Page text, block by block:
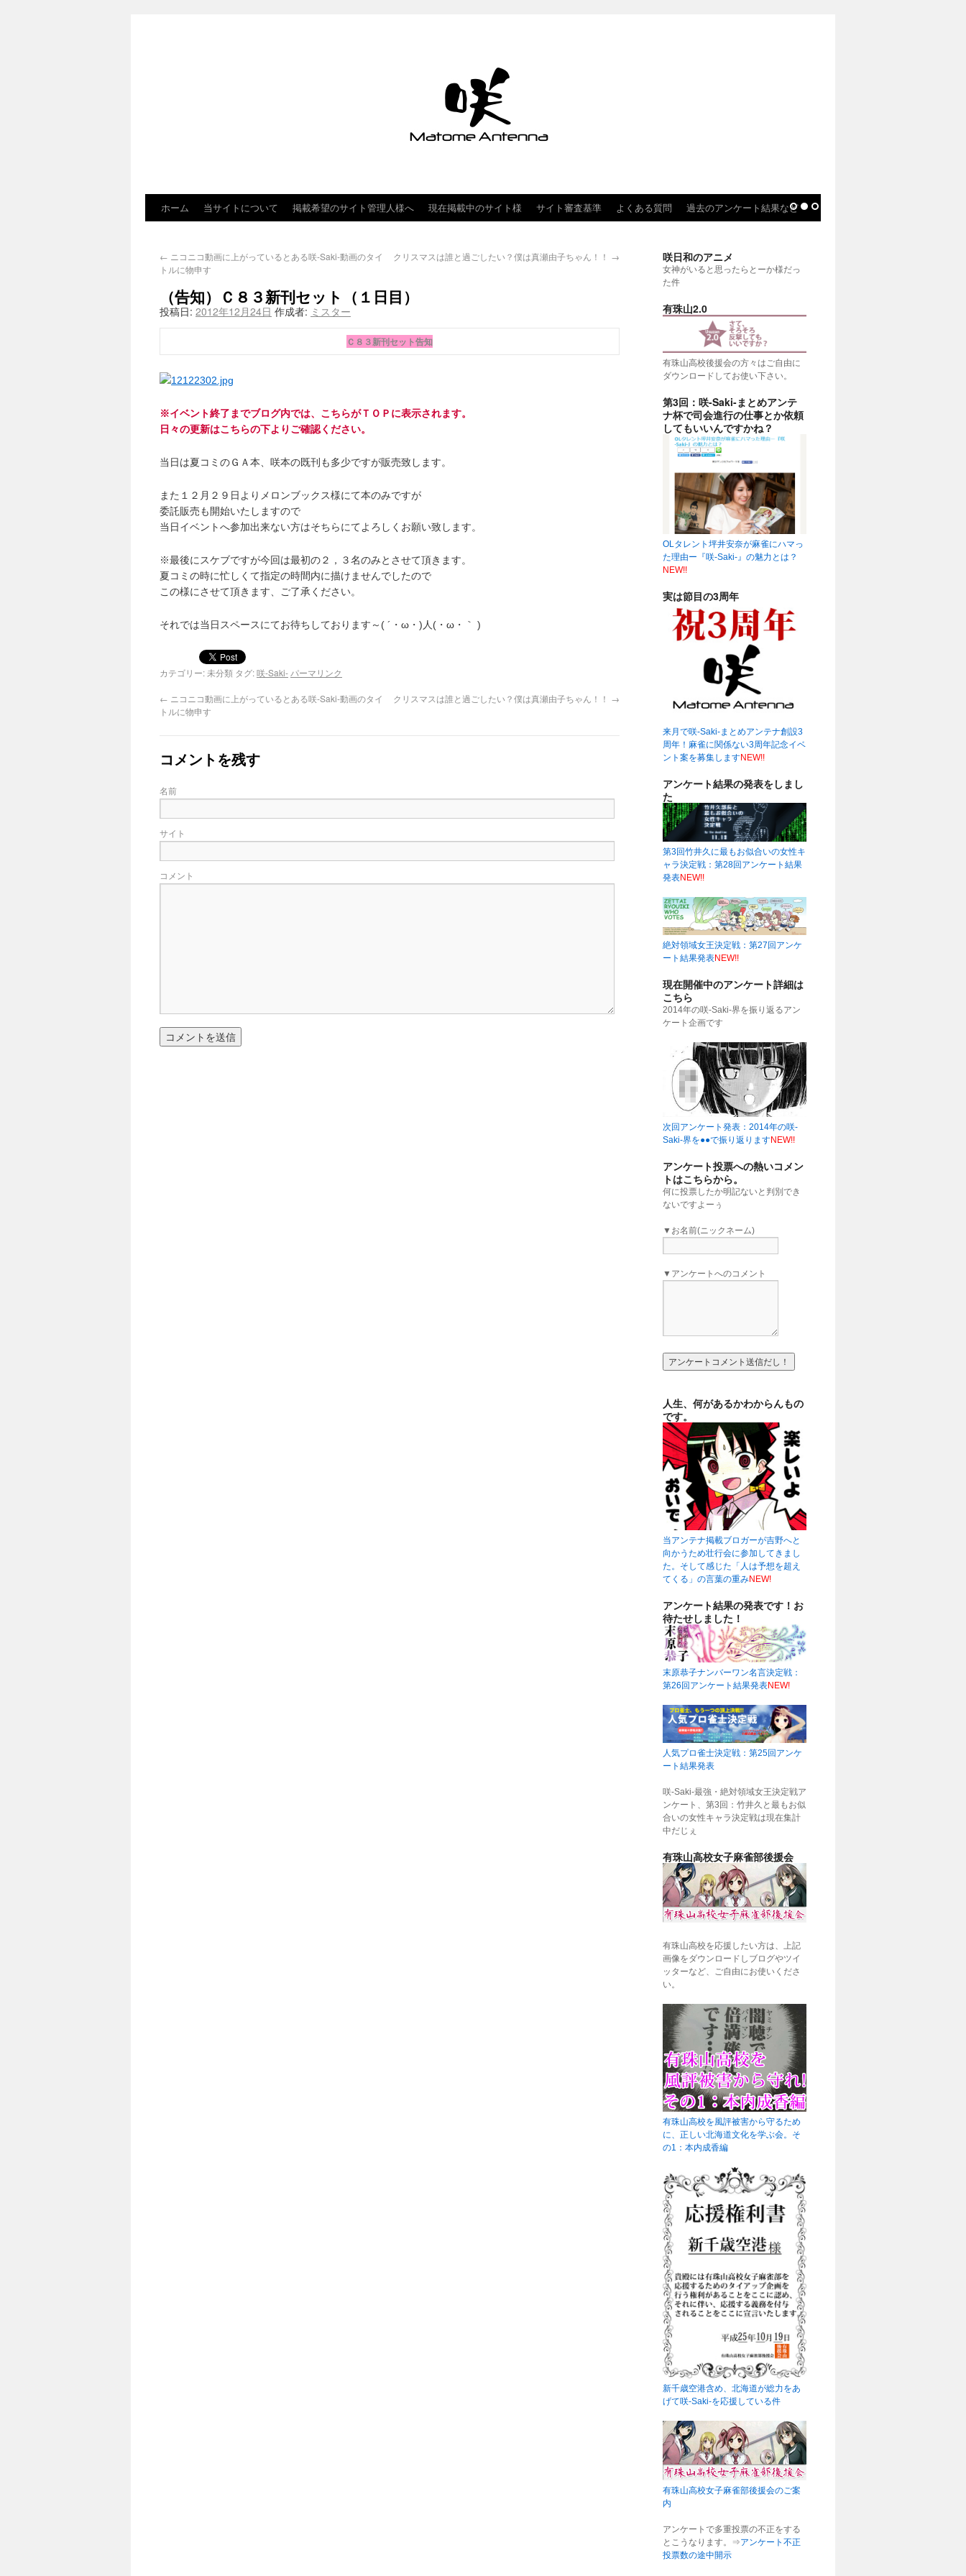
ホーム 当サイトについて 掲載希望のサイト管理人様へ 現在掲載中のサイト様 サイト審査基準 よくある質問 過去のアンケート結果など
← ニコニコ動画に上がっているとある咲-Saki-動画のタイ
トルに物申す
クリスマスは誰と過ごしたい？僕は真瀬由子ちゃん！！ →
（告知）Ｃ８３新刊セット（１日目）
投稿日: 2012年12月24日 作成者: ミスター
Ｃ８３新刊セット告知
※イベント終了までブログ内では、こちらがＴＯＰに表示されます。
日々の更新はこちらの下よりご確認ください。
当日は夏コミのＧＡ本、咲本の既刊も多少ですが販売致します。
また１２月２９日よりメロンブックス様にて本のみですが
委託販売も開始いたしますので
当日イベントへ参加出来ない方はそちらにてよろしくお願い致します。
※最後にスケブですが今回は最初の２，３名のみとさせて頂きます。
夏コミの時に忙しくて指定の時間内に描けませんでしたので
この様にさせて頂きます、ご了承ください。
それでは当日スペースにてお待ちしております～( ´・ω・)人(・ω・｀ )
カテゴリー: 未分類 タグ:咲-Saki- パーマリンク
← ニコニコ動画に上がっているとある咲-Saki-動画のタイ
トルに物申す
クリスマスは誰と過ごしたい？僕は真瀬由子ちゃん！！ →
コメントを残す
名前
サイト
コメント
咲日和のアニメ
女神がいると思ったらとーか様だっ
た件
有珠山2.0
有珠山高校後援会の方々はご自由に
ダウンロードしてお使い下さい。
第3回：咲-Saki-まとめアンテ
ナ杯で司会進行の仕事とか依頼
してもいいんですかね？
OLタレント坪井安奈が麻雀にハマっ
た理由ー『咲-Saki-』の魅力とは？
NEW!!
実は節目の3周年
来月で咲-Saki-まとめアンテナ創設3
周年！麻雀に関係ない3周年記念イベ
ント案を募集しますNEW!!
アンケート結果の発表をしまし
た
第3回竹井久に最もお似合いの女性キ
ャラ決定戦：第28回アンケート結果
発表NEW!!
絶対領域女王決定戦：第27回アンケ
ート結果発表NEW!!
現在開催中のアンケート詳細は
こちら
2014年の咲-Saki-界を振り返るアン
ケート企画です
次回アンケート発表：2014年の咲-
Saki-界を●●で振り返りますNEW!!
アンケート投票への熱いコメン
トはこちらから。
何に投票したか明記ないと判別でき
ないですよーぅ
▼お名前(ニックネーム)
▼アンケートへのコメント
人生、何があるかわからんもの
です。
当アンテナ掲載ブロガーが吉野へと
向かうため壮行会に参加してきまし
た。そして感じた「人は予想を超え
てくる」の言葉の重みNEW!
アンケート結果の発表です！お
待たせしました！
末原恭子ナンバーワン名言決定戦：
第26回アンケート結果発表NEW!
人気プロ雀士決定戦：第25回アンケ
ート結果発表
咲-Saki-最強・絶対領域女王決定戦ア
ンケート、第3回：竹井久と最もお似
合いの女性キャラ決定戦は現在集計
中だじぇ
有珠山高校女子麻雀部後援会
有珠山高校を応援したい方は、上記
画像をダウンロードしブログやツイ
ッターなど、ご自由にお使いくださ
い。
有珠山高校を風評被害から守るため
に、正しい北海道文化を学ぶ会。そ
の1：本内成香編
新千歳空港含め、北海道が総力をあ
げて咲-Saki-を応援している件
有珠山高校女子麻雀部後援会のご案
内
アンケートで多重投票の不正をする
とこうなります。⇒アンケート不正
投票数の途中開示